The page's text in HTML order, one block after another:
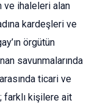
ve ihaleleri alan
kardeşleri ve
örgütün
savunmalarında
ticari ve
farklı kişilere ait